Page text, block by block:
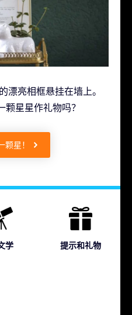
漂亮相框悬挂在墙上。
星星作礼物吗？
颗星！
学 提示和礼物